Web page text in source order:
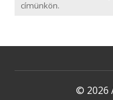
címünkön.
© 2026